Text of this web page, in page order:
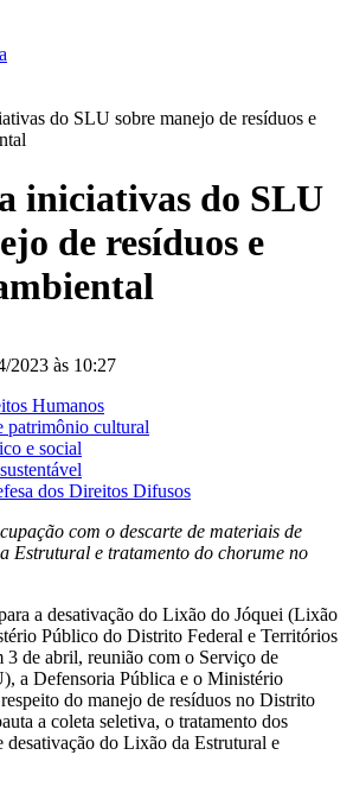
do SLU sobre manejo de resíduos e
iniciativas do SLU
de resíduos e
2023 às 10:27
Humanos
patrimônio cultural
e social
dos Direitos Difusos
com o descarte de materiais de
Estrutural e tratamento do chorume no
a desativação do Lixão do Jóquei (Lixão
Público do Distrito Federal e Territórios
de abril, reunião com o Serviço de
a Defensoria Pública e o Ministério
do manejo de resíduos no Distrito
a coleta seletiva, o tratamento dos
desativação do Lixão da Estrutural e